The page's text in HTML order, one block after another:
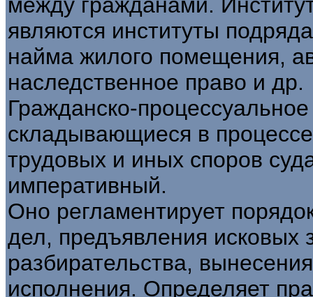
являются институты
найма жилого помещения,
наследственное право и др.
Гражданско-
складывающиеся в
трудовых и иных споров
императивный.
Оно регламентирует
дел, предъявления исковых
разбирательства,
исполнения. Определяет